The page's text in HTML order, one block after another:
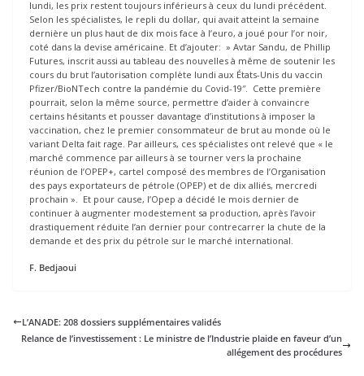
lundi, les prix restent toujours inférieurs à ceux du lundi précédent.
Selon les spécialistes, le repli du dollar, qui avait atteint la semaine
dernière un plus haut de dix mois face à l’euro, a joué pour l’or noir,
coté dans la devise américaine. Et d’ajouter: » Avtar Sandu, de Phillip
Futures, inscrit aussi au tableau des nouvelles à même de soutenir les
cours du brut l’autorisation complète lundi aux États-Unis du vaccin
Pfizer/BioNTech contre la pandémie du Covid-19″. Cette première
pourrait, selon la même source, permettre d’aider à convaincre
certains hésitants et pousser davantage d’institutions à imposer la
vaccination, chez le premier consommateur de brut au monde où le
variant Delta fait rage. Par ailleurs, ces spécialistes ont relevé que « le
marché commence par ailleurs à se tourner vers la prochaine
réunion de l’OPEP+, cartel composé des membres de l’Organisation
des pays exportateurs de pétrole (OPEP) et de dix alliés, mercredi
prochain ». Et pour cause, l’Opep a décidé le mois dernier de
continuer à augmenter modestement sa production, après l’avoir
drastiquement réduite l’an dernier pour contrecarrer la chute de la
demande et des prix du pétrole sur le marché international.
F. Bedjaoui
L’ANADE: 208 dossiers supplémentaires validés
Relance de l’investissement : Le ministre de l’Industrie plaide en faveur d’un
allégement des procédures